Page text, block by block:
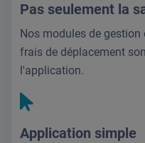
Pas seulement la
Nos modules de gestion
frais de déplacement
l'application.
Application simple